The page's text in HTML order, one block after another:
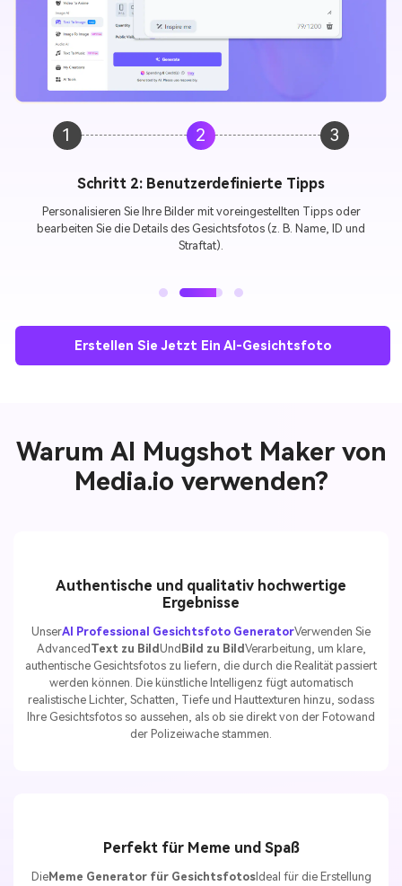
1 2 3
Schritt 3. Generieren und herunterladen
Klicken SieErzeugt Und lassenMedia.io AI Mugshot Maker Kümmere
dich um den Rest. Innerhalb weniger Sekunden sind Ihre qualitativ
hochwertigen KI-Gesichtsfotos bereit zum Herunterladen und Teilen.
Erstellen Sie Jetzt Ein AI-Gesichtsfoto
Warum AI Mugshot Maker von
Media.io verwenden?
Authentische und qualitativ hochwertige
Ergebnisse
UnserAI Professional Gesichtsfoto GeneratorVerwenden Sie
AdvancedText zu BildUndBild zu BildVerarbeitung, um klare,
authentische Gesichtsfotos zu liefern, die durch die Realität passiert
werden können. Die künstliche Intelligenz fügt automatisch
realistische Lichter, Schatten, Tiefe und Hauttexturen hinzu, sodass
Ihre Gesichtsfotos so aussehen, als ob sie direkt von der Fotowand
der Polizeiwache stammen.
Perfekt für Meme und Spaß
DieMeme Generator für GesichtsfotosIdeal für die Erstellung